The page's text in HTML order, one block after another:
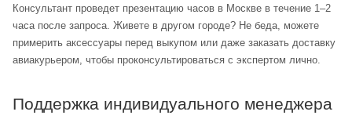
Консультант проведет презентацию часов в Москве в течение 1–2
часа после запроса. Живете в другом городе? Не беда, можете
примерить аксессуары перед выкупом или даже заказать доставку
авиакурьером, чтобы проконсультироваться с экспертом лично.
Поддержка индивидуального менеджера